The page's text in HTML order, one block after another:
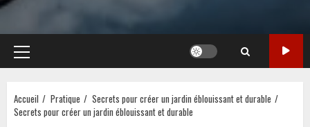
Menu
principal
Accueil Pratique
Secrets pour créer un jardin éblouissant et durable
Secrets pour créer un jardin éblouissant et durable